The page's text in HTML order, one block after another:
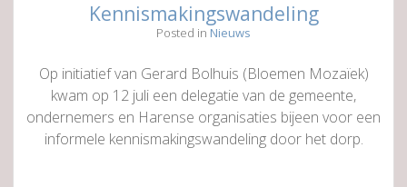
Kennismakingswandeling
Posted in Nieuws
Op initiatief van Gerard Bolhuis (Bloemen Mozaïek)
kwam op 12 juli een delegatie van de gemeente,
ondernemers en Harense organisaties bijeen voor een
informele kennismakingswandeling door het dorp.